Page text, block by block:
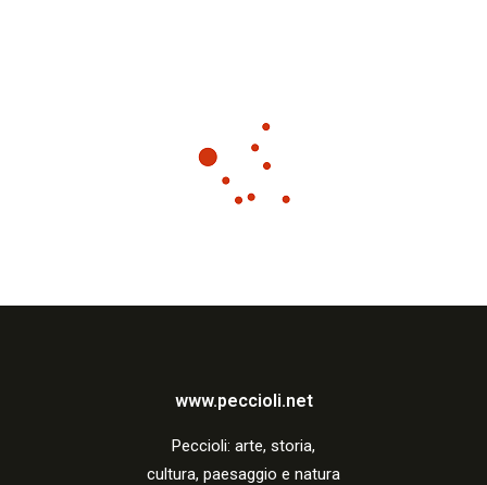
www.peccioli.net
Peccioli: arte, storia,
cultura, paesaggio e natura